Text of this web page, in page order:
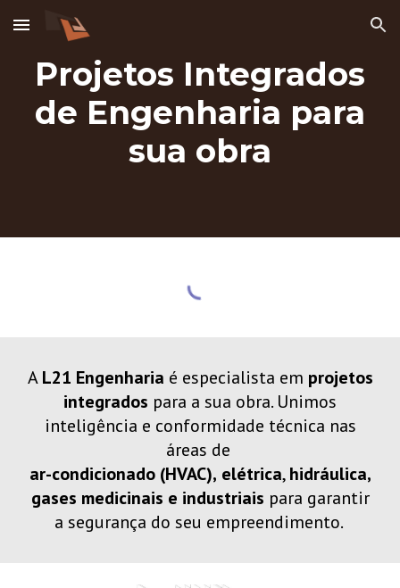
Skip to main content Skip to navigation
Projetos Integrados
de Engenharia para
sua obra
AL21 Engenharia é especialista em projetos
integrados para a sua obra. Unimos
inteligência e conformidade técnica nas
áreas de
ar-condicionado (HVAC), elétrica,hidráulica,
gases medicinais e industriais para garantir
a segurança do seu empreendimento.